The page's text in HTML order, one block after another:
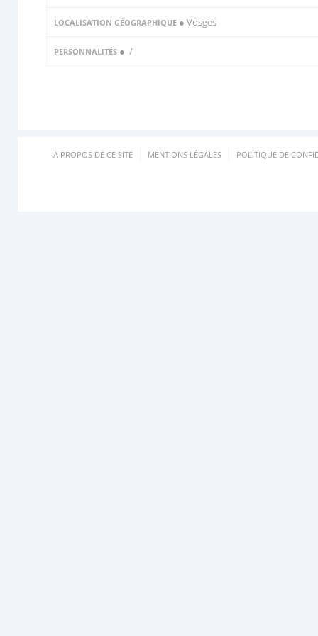
LOCALISATION GÉOGRAPHIQUE ● Vosges
PERSONNALITÉS ● /
A PROPOS DE CE SITE MENTIONS LÉGALES POLITIQUE DE